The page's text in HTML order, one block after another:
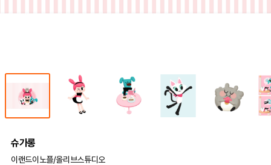
슈가롱
이랜드이노플/올리브스튜디오